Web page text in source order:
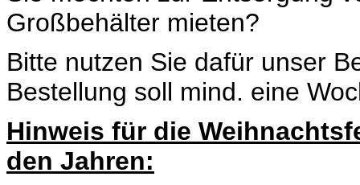
Großbehälter mieten?
Bitte nutzen Sie dafür unser
Bestellung soll mind. eine
Hinweis für die
den Jahren: